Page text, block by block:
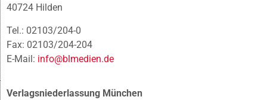
40724 Hilden
Tel.: 02103/204-0
Fax: 02103/204-204
E-Mail: info@blmedien.de
Verlagsniederlassung München